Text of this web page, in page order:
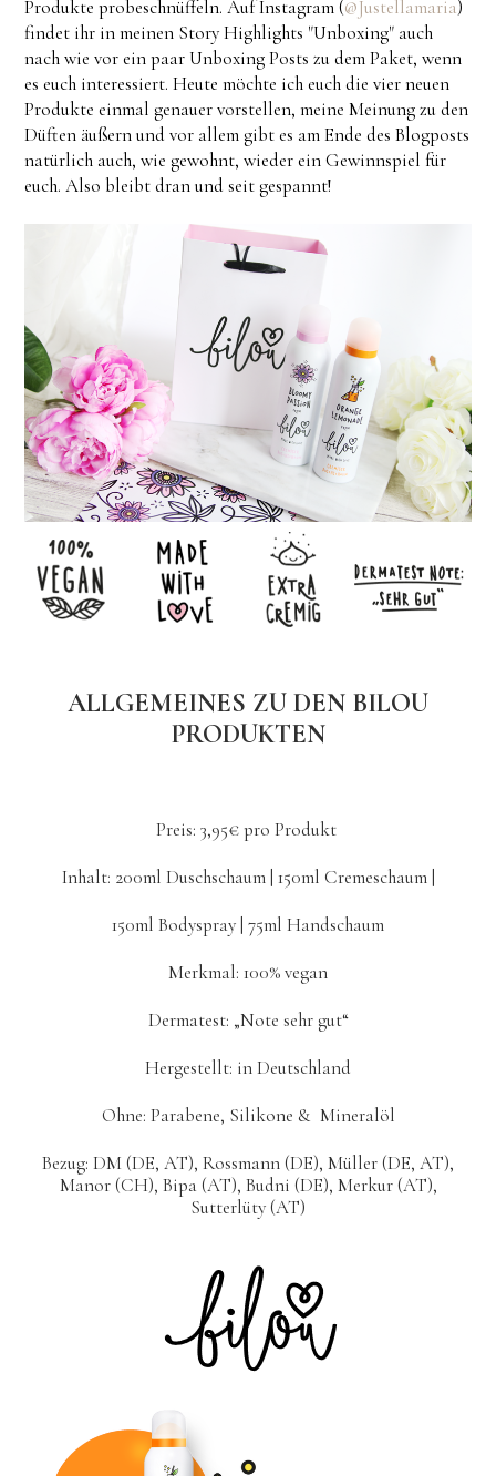
Produkte probeschnüffeln. Auf Instagram (@Justellamaria)
findet ihr in meinen Story Highlights "Unboxing" auch
nach wie vor ein paar Unboxing Posts zu dem Paket, wenn
es euch interessiert. Heute möchte ich euch die vier neuen
Produkte einmal genauer vorstellen, meine Meinung zu den
Düften äußern und vor allem gibt es am Ende des Blogposts
natürlich auch, wie gewohnt, wieder ein Gewinnspiel für
euch. Also bleibt dran und seit gespannt!
ALLGEMEINES ZU DEN BILOU
PRODUKTEN
Preis: 3,95€ pro Produkt
Inhalt: 200ml Duschschaum | 150ml Cremeschaum |
150ml Bodyspray | 75ml Handschaum
Merkmal: 100% vegan
Dermatest: „Note sehr gut“
Hergestellt: in Deutschland
Ohne: Parabene, Silikone & Mineralöl
Bezug: DM (DE, AT), Rossmann (DE), Müller (DE, AT),
Manor (CH), Bipa (AT), Budni (DE), Merkur (AT),
Sutterlüty (AT)